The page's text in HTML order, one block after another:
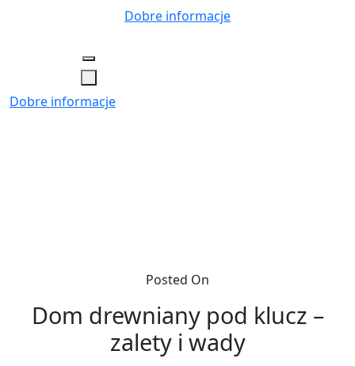
Dobre informacje
Dobre informacje
Posted On
Dom drewniany pod klucz –
zalety i wady